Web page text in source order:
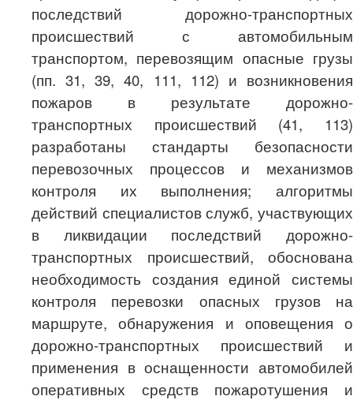
последствий дорожно-транспортных
происшествий с автомобильным
транспортом, перевозящим опасные грузы
(пп. 31, 39, 40, 111, 112) и возникновения
пожаров в результате дорожно-
транспортных происшествий (41, 113)
разработаны стандарты безопасности
перевозочных процессов и механизмов
контроля их выполнения; алгоритмы
действий специалистов служб, участвующих
в ликвидации последствий дорожно-
транспортных происшествий, обоснована
необходимость создания единой системы
контроля перевозки опасных грузов на
маршруте, обнаружения и оповещения о
дорожно-транспортных происшествий и
применения в оснащенности автомобилей
оперативных средств пожаротушения и